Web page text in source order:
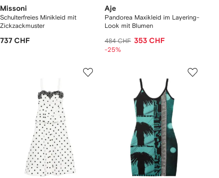
Missoni
Schulterfreies Minikleid mit
Zickzackmuster
737 CHF
Aje
Pandorea Maxikleid im Layering-
Look mit Blumen
484 CHF 353 CHF
-25%